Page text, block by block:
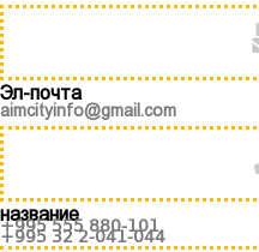
Эл-почта
aimcityinfo@gmail.com
название
+995 555 880-101
+995 32 2-041-044